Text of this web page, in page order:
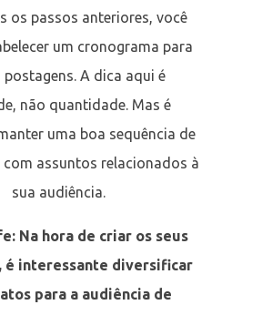
os passos anteriores, você
um cronograma para
postagens. A dica aqui é
não quantidade. Mas é
uma boa sequência de
com assuntos relacionados à
sua audiência.
Na hora de criar os seus
é interessante diversificar
para a audiência de